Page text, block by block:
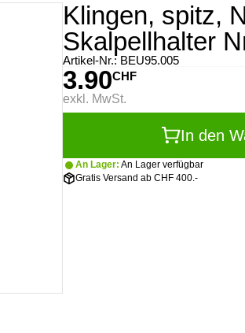
Klingen, spitz,
Skalpellhalter
Artikel-Nr.: BEU95.005
3.90CHF
exkl. MwSt.
In den
An Lager: An Lager verfügbar
Gratis Versand ab CHF 400.-